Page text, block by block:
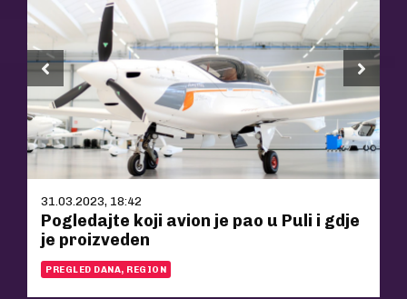
31.03.2023, 18:42
Pogledajte koji avion je pao u Puli i gdje
je proizveden
PREGLED DANA, REGION